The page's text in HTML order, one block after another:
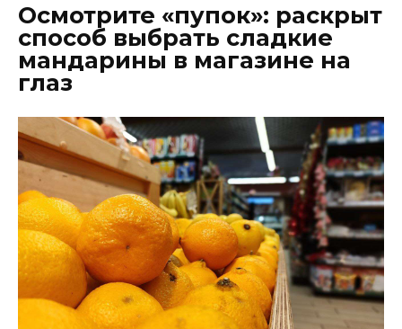
Осмотрите «пупок»: раскрыт
способ выбрать сладкие
мандарины в магазине на
глаз